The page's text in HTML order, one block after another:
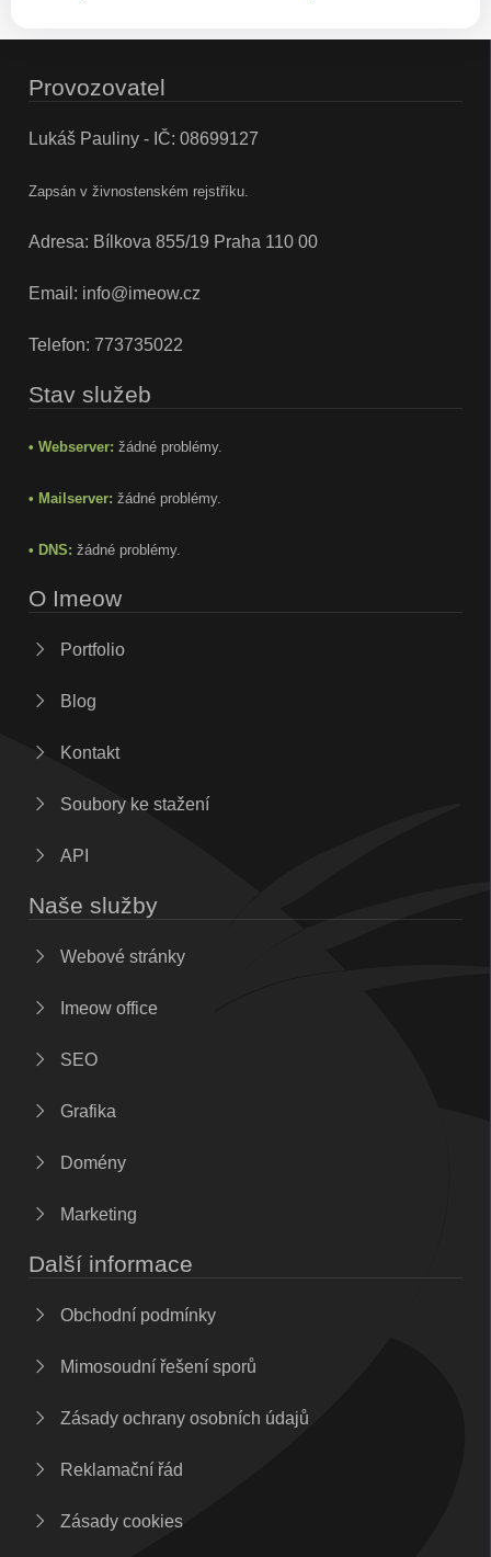
Provozovatel
Lukáš Pauliny - IČ: 08699127
Zapsán v živnostenském rejstříku.
Adresa: Bílkova 855/19 Praha 110 00
Email: info@imeow.cz
Telefon: 773735022
Stav služeb
• Webserver: žádné problémy.
• Mailserver: žádné problémy.
• DNS: žádné problémy.
O Imeow
Portfolio
Blog
Kontakt
Soubory ke stažení
API
Naše služby
Webové stránky
Imeow office
SEO
Grafika
Domény
Marketing
Další informace
Obchodní podmínky
Mimosoudní řešení sporů
Zásady ochrany osobních údajů
Reklamační řád
Zásady cookies